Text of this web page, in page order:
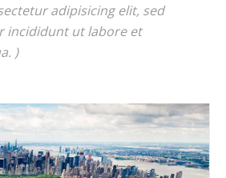
adipisicing elit, sed
incididunt ut labore et
)